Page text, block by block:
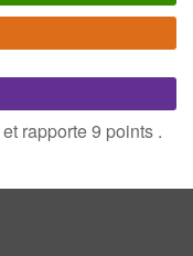
et rapporte 9 points .